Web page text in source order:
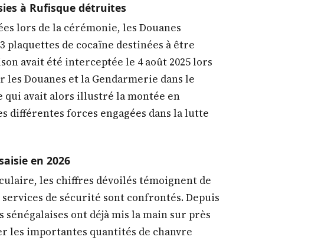
à Rufisque détruites
lors de la cérémonie, les Douanes
plaquettes de cocaïne destinées à être
avait été interceptée le 4 août 2025 lors
les Douanes et la Gendarmerie dans le
qui avait alors illustré la montée en
différentes forces engagées dans la lutte
en 2026
les chiffres dévoilés témoignent de
de sécurité sont confrontés. Depuis
sénégalaises ont déjà mis la main sur près
les importantes quantités de chanvre